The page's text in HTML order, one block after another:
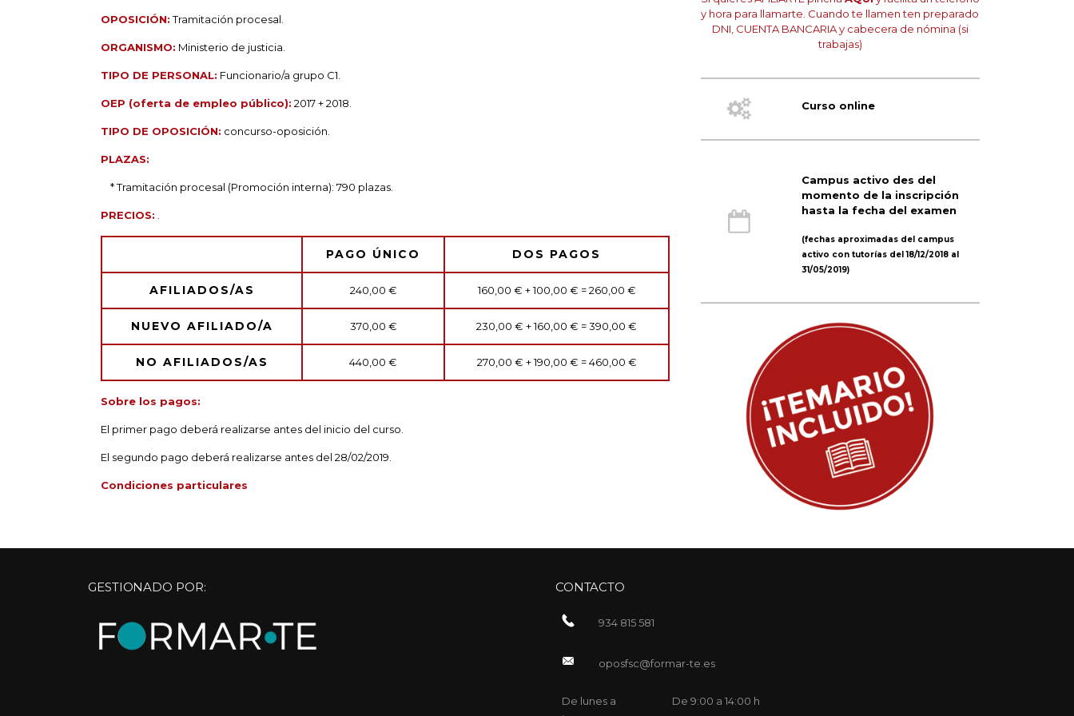
OPOSICIÓN:Tramitación procesal.
ORGANISMO: Ministerio de justicia.
TIPO DE PERSONAL: Funcionario/a grupo C1.
OEP (oferta de empleo público): 2017 + 2018.
TIPO DE OPOSICIÓN: concurso-oposición.
PLAZAS:
* Tramitación procesal (Promoción interna): 790 plazas.
PRECIOS:
PAGO ÚNICO DOS PAGOS
AFILIADOS/AS 240,00 € 160,00 € + 100,00 € = 260,00 €
NUEVO AFILIADO/A 370,00 € 230,00 € + 160,00 € = 390,00 €
NO AFILIADOS/AS 440,00 € 270,00 € + 190,00 € = 460,00 €
Sobre los pagos:
El primer pago deberá realizarse antes del inicio del curso.
El segundo pago deberá realizarse antes del 28/02/2019.
Condiciones particulares
y hora para llamarte. Cuando te llamen ten preparado
DNI, CUENTA BANCARIA y cabecera de nómina (si
trabajas)
Curso online
Campus activo des del
momento de la inscripción
hasta la fecha del examen
(fechas aproximadas del campus
activo con tutorías del 18/12/2018 al
31/05/2019)
GESTIONADO POR: CONTACTO
934 815 581
oposfsc@formar-te.es
De lunes a
De 9:00 a 14:00 h